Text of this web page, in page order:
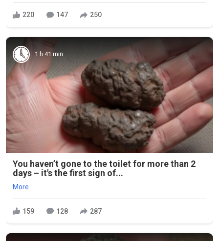
220 147 250
1 h 41 min
You haven’t gone to the toilet for more than 2
days – it's the first sign of...
More
159 128 287